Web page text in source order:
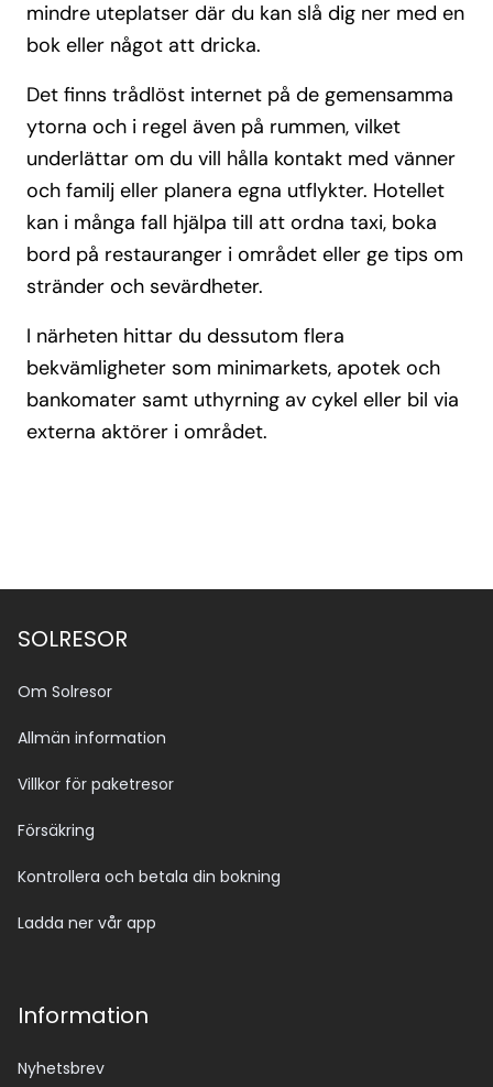
mindre uteplatser där du kan slå dig ner med en
bok eller något att dricka.
Det finns trådlöst internet på de gemensamma
ytorna och i regel även på rummen, vilket
underlättar om du vill hålla kontakt med vänner
och familj eller planera egna utflykter. Hotellet
kan i många fall hjälpa till att ordna taxi, boka
bord på restauranger i området eller ge tips om
stränder och sevärdheter.
I närheten hittar du dessutom flera
bekvämligheter som minimarkets, apotek och
bankomater samt uthyrning av cykel eller bil via
externa aktörer i området.
SOLRESOR
Om Solresor
Allmän information
Villkor för paketresor
Försäkring
Kontrollera och betala din bokning
Ladda ner vår app
Information
Nyhetsbrev